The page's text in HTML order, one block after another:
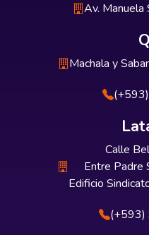
Av. Manuela
Machala y
Calle
Entre Padre
Edificio